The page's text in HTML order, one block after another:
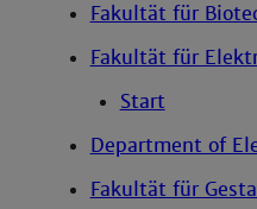
Fakultät für
Fakultät für
Start
Department of
Fakultät für